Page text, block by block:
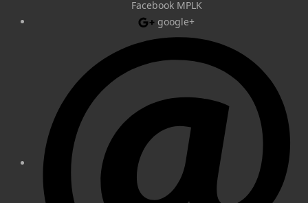
Facebook MPLK
google+